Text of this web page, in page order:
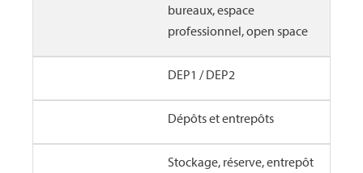
bureaux, espace
professionnel, open space
DEP1 / DEP2
Dépôts et entrepôts
Stockage, réserve, entrepôt